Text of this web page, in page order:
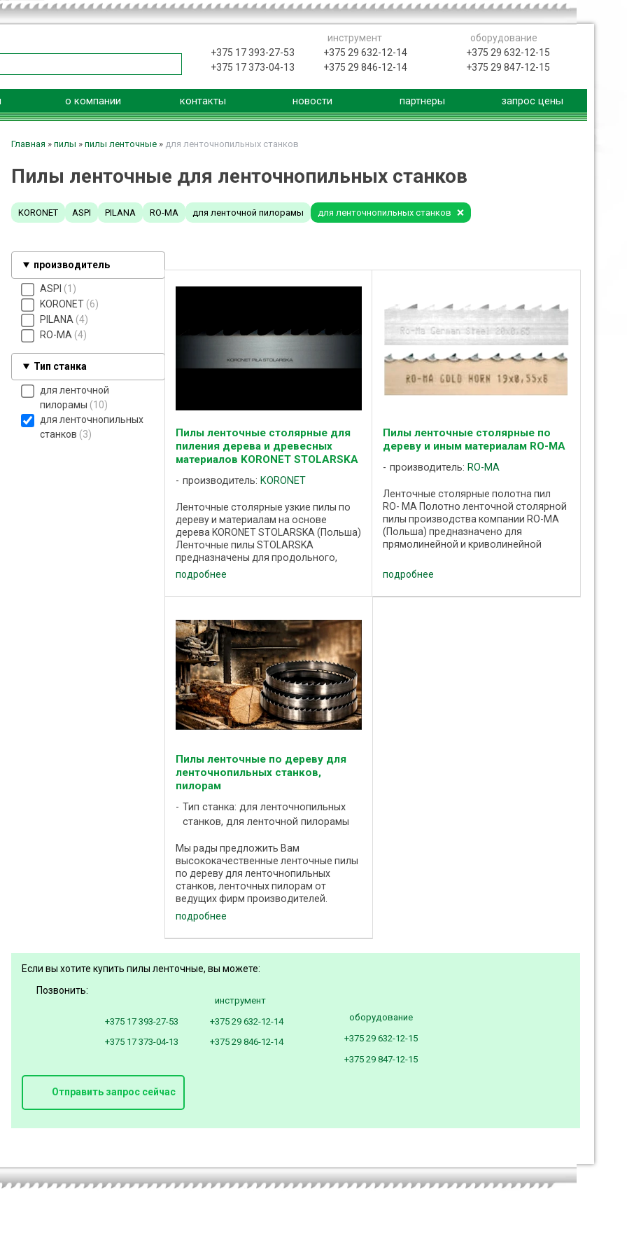
+375 17 393-27-53
+375 17 373-04-13
инструмент
+375 29 632-12-14
+375 29 846-12-14
оборудование
+375 29 632-12-15
+375 29 847-12-15
о компании контакты новости партнеры запрос цены
Главная » пилы » пилы ленточные » для ленточнопильных станков
Пилы ленточные для ленточнопильных станков
KORONET ASPI PILANA RO-MA для ленточной пилорамы для ленточнопильных станков
производитель
ASPI
1
KORONET 6
PILANA 4
RO-MA 4
Тип станка
для ленточной
пилорамы
10
для ленточнопильных
станков
3
Пилы ленточные столярные для
пиления дерева и древесных
материалов KORONET STOLARSKA
производитель: KORONET
Ленточные столярные узкие пилы по
дереву и материалам на основе
дерева KORONET STOLARSKA (Польша)
Ленточные пилы STOLARSKA
предназначены для продольного,
поперечного и криволинейного
пиления древесины различной
твердости, фанеры, ДСП, ДВП и иных ...
подробнее
Пилы ленточные столярные по
дереву и иным материалам RO-MA
производитель: RO-MA
Ленточные столярные полотна пил
RO- MA Полотно ленточной столярной
пилы производства компании RO-MA
(Польша) предназначено для
прямолинейной и криволинейной
материалов, пластика и иных
аналогичных материалов на ...
подробнее
Пилы ленточные по дереву для
ленточнопильных станков,
пилорам
Тип станка: для ленточнопильных
станков, для ленточной пилорамы
Мы рады предложить Вам
высококачественные ленточные пилы
по дереву для ленточнопильных
станков, ленточных пилорам от
ведущих фирм производителей.
Ленточные пилы таких марок как
KORONET , GASS , PILANA, RO-MA
прекрасно зарекомендовали себя на ...
подробнее
Если вы хотите купить пилы ленточные, вы можете:
Позвонить:
+375 17 393-27-53
+375 17 373-04-13
инструмент
+375 29 632-12-14
+375 29 846-12-14
оборудование
+375 29 632-12-15
+375 29 847-12-15
Отправить запрос сейчас